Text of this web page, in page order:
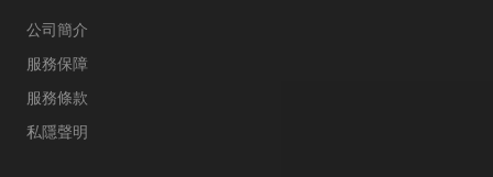
公司簡介
服務保障
服務條款
私隱聲明